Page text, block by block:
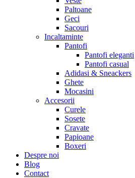
Paltoane
Geci
Sacouri
Incaltaminte
Pantofi
Pantofi eleganti
Pantofi casual
Adidasi & Sneackers
Ghete
Mocasini
Accesorii
Curele
Sosete
Cravate
Papioane
Boxeri
Despre noi
Blog
Contact